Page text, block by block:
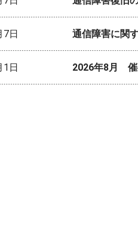
7日 通信障害に関
1日 2026年8月 催